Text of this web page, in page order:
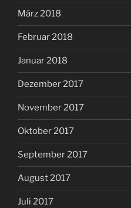
März 2018
Februar 2018
Januar 2018
Dezember 2017
November 2017
Oktober 2017
September 2017
August 2017
Juli 2017